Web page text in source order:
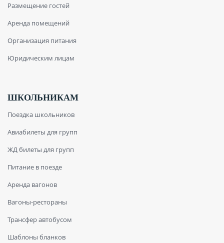
Размещение гостей
Аренда помещений
Организация питания
Юридическим лицам
ШКОЛЬНИКАМ
Поездка школьников
Авиабилеты для групп
ЖД билеты для групп
Питание в поезде
Аренда вагонов
Вагоны-рестораны
Трансфер автобусом
Шаблоны бланков